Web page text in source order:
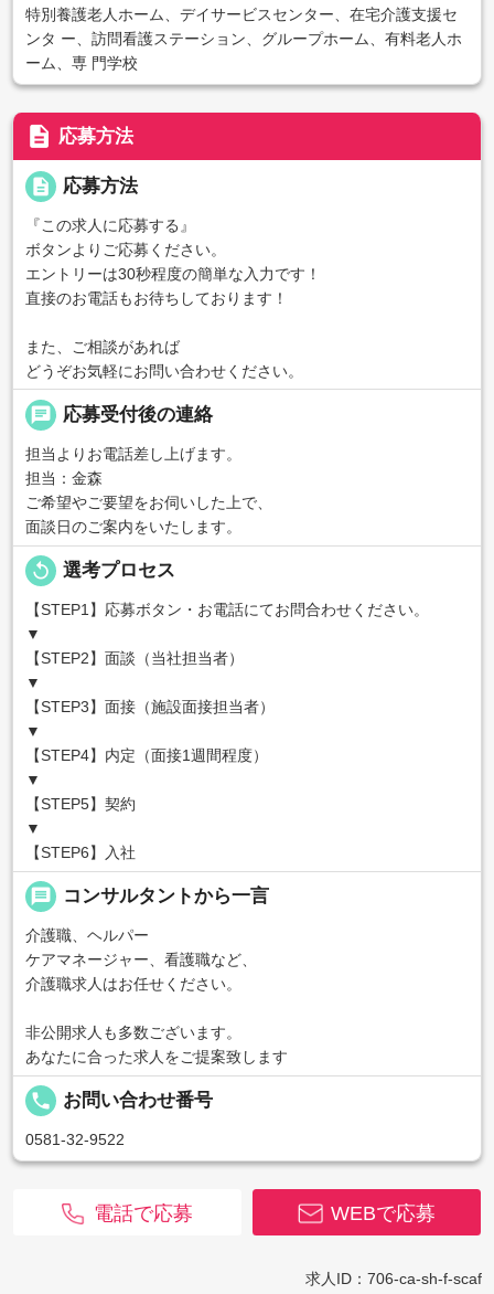
特別養護老人ホーム、デイサービスセンター、在宅介護支援セ
ンタ ー、訪問看護ステーション、グループホーム、有料老人ホ
ーム、専 門学校
description 応募方法
description 応募方法
『この求人に応募する』
ボタンよりご応募ください。
エントリーは30秒程度の簡単な入力です！
直接のお電話もお待ちしております！
また、ご相談があれば
どうぞお気軽にお問い合わせください。
chat 応募受付後の連絡
担当よりお電話差し上げます。
担当：金森
ご希望やご要望をお伺いした上で、
面談日のご案内をいたします。
replay 選考プロセス
【STEP1】応募ボタン・お電話にてお問合わせください。
▼
【STEP2】面談（当社担当者）
▼
【STEP3】面接（施設面接担当者）
▼
【STEP4】内定（面接1週間程度）
▼
【STEP5】契約
▼
【STEP6】入社
message コンサルタントから一言
介護職、ヘルパー
ケアマネージャー、看護職など、
介護職求人はお任せください。
非公開求人も多数ございます。
あなたに合った求人をご提案致します
local_phone お問い合わせ番号
0581-32-9522
WEBで応募
電話で応募
求人ID：706-ca-sh-f-scaf